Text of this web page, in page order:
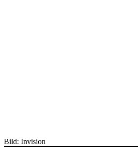
Bild: Invision